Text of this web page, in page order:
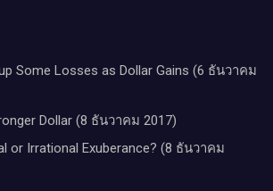
Some Losses as Dollar Gains (6 ธันวาคม
Dollar (8 ธันวาคม 2017)
or Irrational Exuberance? (8 ธันวาคม